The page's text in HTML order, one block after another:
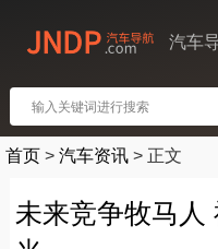
汽车
首页 > 汽车资讯 > 正文
未来竞争牧马人